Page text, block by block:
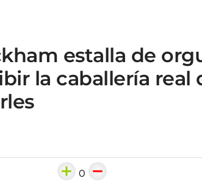
estalla de
la caballería real
0